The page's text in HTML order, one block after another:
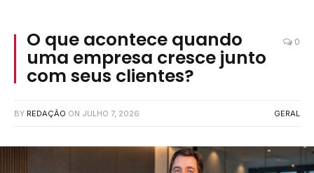
O que acontece quando
uma empresa cresce junto
com seus clientes?
0
BY REDAÇÃO ON JULHO 7, 2026 GERAL